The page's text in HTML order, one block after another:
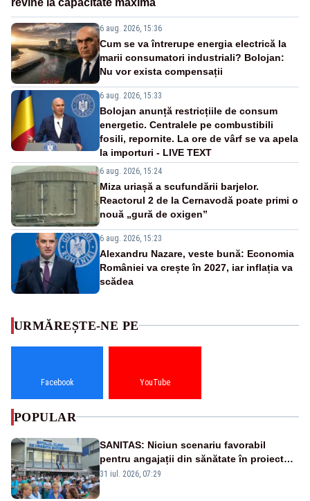
6 aug. 2026, 15:36
Cum se va întrerupe energia electrică la
marii consumatori industriali? Bolojan:
Nu vor exista compensații
6 aug. 2026, 15:33
Bolojan anunță restricțiile de consum
energetic. Centralele pe combustibili
fosili, repornite. La ore de vârf se va apela
la importuri - LIVE TEXT
6 aug. 2026, 15:24
Miza uriașă a scufundării barjelor.
Reactorul 2 de la Cernavodă poate primi o
nouă „gură de oxigen”
6 aug. 2026, 15:23
Alexandru Nazare, veste bună: Economia
României va crește în 2027, iar inflația va
scădea
URMĂREȘTE-NE PE
Facebook YouTube
POPULAR
SANITAS: Niciun scenariu favorabil
pentru angajații din sănătate în proiectul
Legii salarizării
31 iul. 2026, 07:29